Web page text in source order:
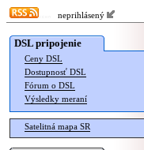
neprihlásený
DSL pripojenie
Ceny DSL
Dostupnosť DSL
Fórum o DSL
Výsledky meraní
Satelitná mapa SR